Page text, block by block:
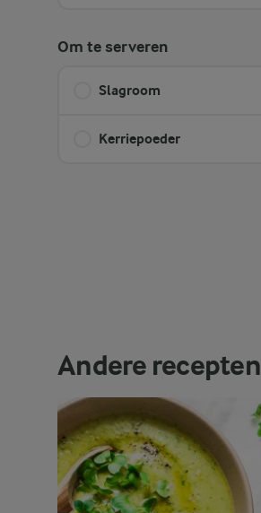
Om te serveren
Slagroom
Kerriepoeder
Andere recepten